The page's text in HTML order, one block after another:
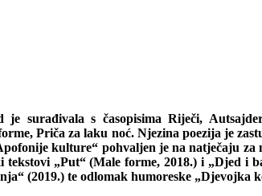
surađivala s časopisima Riječi,
Priča za laku noć. Njezina poezija je
kulture“ pohvaljen je na natječaju
„Put“ (Male forme, 2018.) i „Djed i
(2019.) te odlomak humoreske „Djevojka